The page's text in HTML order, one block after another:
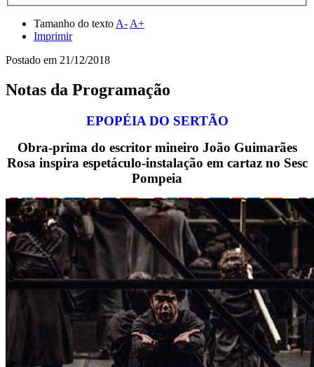
Tamanho do texto A- A+
Imprimir
Postado em 21/12/2018
Notas da Programação
EPOPÉIA DO SERTÃO
Obra-prima do escritor mineiro João Guimarães
Rosa inspira espetáculo-instalação em cartaz no Sesc
Pompeia